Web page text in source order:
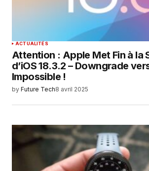
ACTUALITÉS
Attention : Apple Met Fin à la
d’iOS 18.3.2 – Downgrade
Impossible !
by Future Tech8 avril 2025